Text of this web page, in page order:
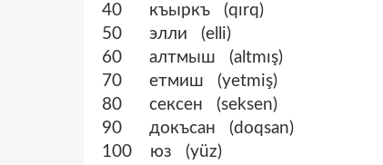
40 къыркъ (qırq)
50 элли (elli)
60 алтмыш (altmış)
70 етмиш (yetmiş)
80 сексен (seksen)
90 докъсан (doqsan)
100 юз (yüz)